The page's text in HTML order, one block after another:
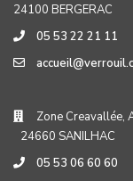
24100 BERGERAC
05 53 22 21 11
Zone Creavallée,
24660 SANILHAC
05 53 06 60 60